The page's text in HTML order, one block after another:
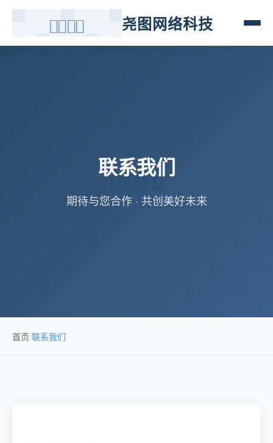
尧图网络科技
联系我们
期待与您合作 · 共创美好未来
首页/联系我们